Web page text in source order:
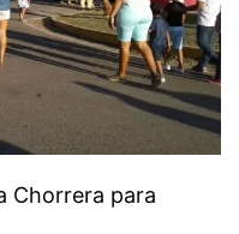
Chorrera para